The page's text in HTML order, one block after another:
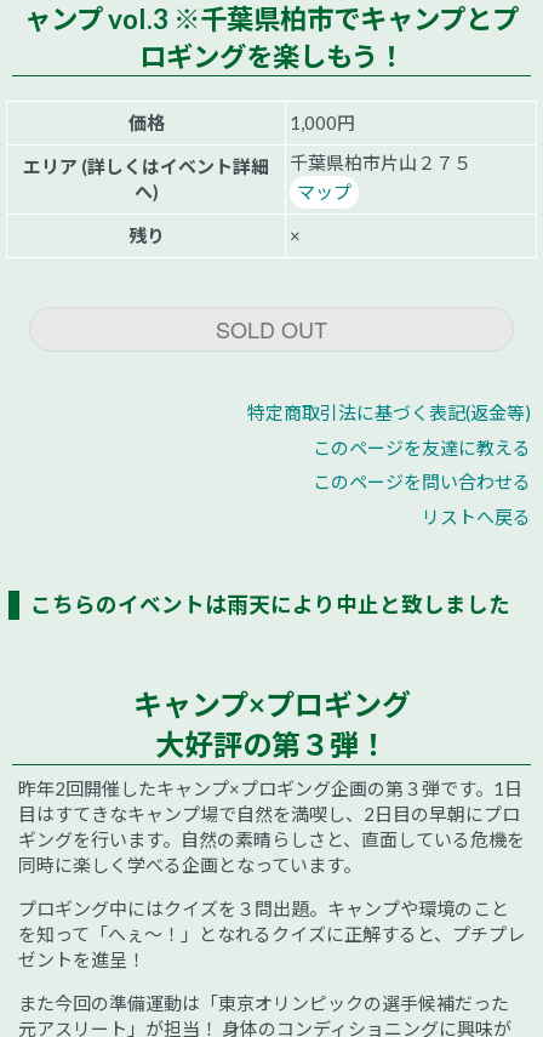
ャンプ vol.3 ※千葉県柏市でキャンプとプ
ロギングを楽しもう！
価格
1,000円
エリア (詳しくはイベント詳細
へ)
千葉県柏市片山２７５
マップ
残り
×
SOLD OUT
特定商取引法に基づく表記(返金等)
このページを友達に教える
このページを問い合わせる
リストへ戻る
こちらのイベントは雨天により中止と致しました
キャンプ×プロギング
大好評の第３弾！
昨年2回開催したキャンプ×プロギング企画の第３弾です。1日
目はすてきなキャンプ場で自然を満喫し、2日目の早朝にプロ
ギングを行います。自然の素晴らしさと、直面している危機を
同時に楽しく学べる企画となっています。
プロギング中にはクイズを３問出題。キャンプや環境のこと
を知って「へぇ～！」となれるクイズに正解すると、プチプレ
ゼントを進呈！
また今回の準備運動は「東京オリンピックの選手候補だった
元アスリート」が担当！ 身体のコンディショニングに興味が